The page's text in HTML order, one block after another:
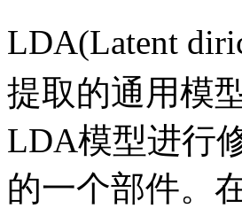
LDA(Latent
提取的通用模
LDA模型进行
的一个部件。